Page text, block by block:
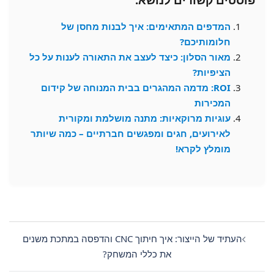
המדפים המתאימים: איך לבנות מחסן של
חלומותיכם?
מאור הסלון: כיצד לעצב את התאורה לענות על כל
הציפיות?
ROI: מדמה המהגרים בבית המנוחה של קידום
המכירות
עוגיות מרוקאיות: מתנה מושלמת ומקורית
לאירועים, חגים ומפגשים חברתיים – כמה שיותר
מומלץ לקרא!
Post
navigation
העתיד של הייצור: איך חיתוך CNC והדפסה במתכת משנים
את כללי המשחק?